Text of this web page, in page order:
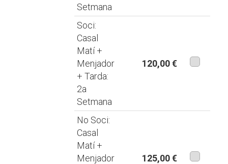
Setmana
Soci:
Casal
Matí +
Menjador
+ Tarda:
2a
Setmana
120,00 €
No Soci:
Casal
Matí +
Menjador
125,00 €